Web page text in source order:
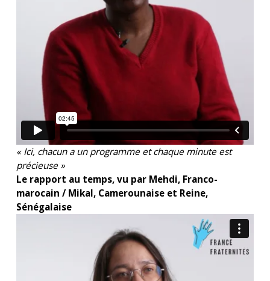
« Ici, chacun a un programme et chaque minute est
précieuse »
Le rapport au temps, vu par Mehdi, Franco-
marocain / Mikal, Camerounaise et Reine,
Sénégalaise